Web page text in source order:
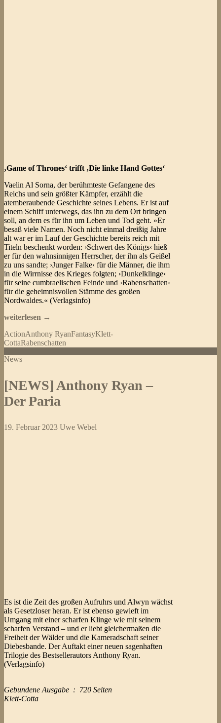
‚Game of Thrones‘ trifft ‚Die linke Hand Gottes‘
Vaelin Al Sorna, der berühmteste Gefangene des
Reichs und sein größter Kämpfer, erzählt die
atemberaubende Geschichte seines Lebens. Er ist auf
einem Schiff unterwegs, das ihn zu dem Ort bringen
soll, an dem es für ihn um Leben und Tod geht. »Er
besaß viele Namen. Noch nicht einmal dreißig Jahre
alt war er im Lauf der Geschichte bereits reich mit
Titeln beschenkt worden: ›Schwert des Königs‹ hieß
er für den wahnsinnigen Herrscher, der ihn als Geißel
zu uns sandte; ›Junger Falke‹ für die Männer, die ihm
in die Wirrnisse des Krieges folgten; ›Dunkelklinge‹
für seine cumbraelischen Feinde und ›Rabenschatten‹
für die geheimnisvollen Stämme des großen
Nordwaldes.« (Verlagsinfo)
Anthony
–
Das
des
(Rabenschatten
1)
weiterlesen →
ActionAnthony RyanFantasyKlett-
CottaRabenschatten
News
[NEWS] Anthony Ryan –
Der Paria
19. Februar 2023 Uwe Webel
Es ist die Zeit des großen Aufruhrs und Alwyn wächst
als Gesetzloser heran. Er ist ebenso gewieft im
Umgang mit einer scharfen Klinge wie mit seinem
scharfen Verstand – und er liebt gleichermaßen die
Freiheit der Wälder und die Kameradschaft seiner
Diebesbande. Der Auftakt einer neuen sagenhaften
Trilogie des Bestsellerautors Anthony Ryan.
(Verlagsinfo)
Gebundene Ausgabe ‏ : ‎ 720 Seiten
Klett-Cotta